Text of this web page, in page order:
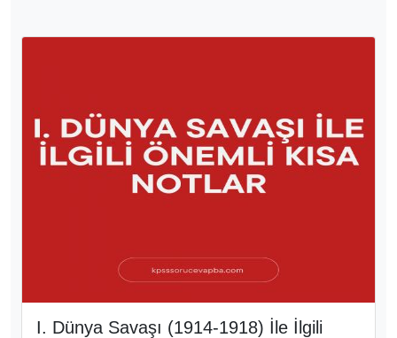
I. Dünya Savaşı (1914-1918) İle İlgili